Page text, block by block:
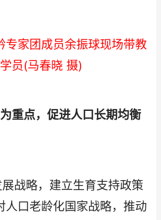
专家团成员余振球现场带教
员(马春晓 摄)
重点，促进人口长期均衡
略，建立生育支持政策
人口老龄化国家战略，推动